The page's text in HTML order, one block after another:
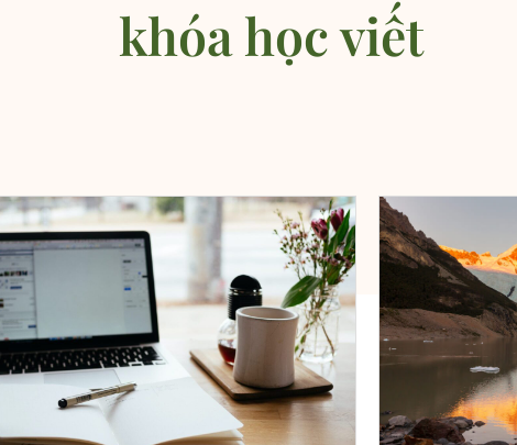
khóa học viết